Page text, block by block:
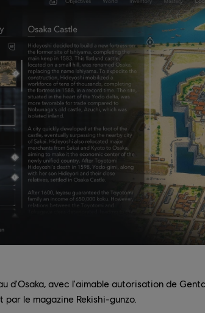
d'Osaka, avec l'aimable autorisation de
le magazine Rekishi-gunzo.